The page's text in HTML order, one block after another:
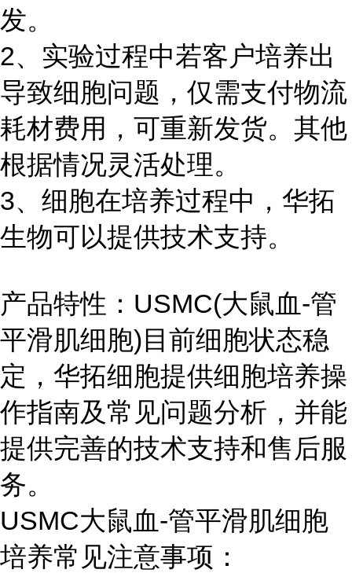
发。
2、实验过程中若客户培养出
导致细胞问题，仅需支付物流
耗材费用，可重新发货。其他
根据情况灵活处理。
3、细胞在培养过程中，华拓
生物可以提供技术支持。
产品特性：USMC(大鼠血-管
平滑肌细胞)目前细胞状态稳
定，华拓细胞提供细胞培养操
作指南及常见问题分析，并能
提供完善的技术支持和售后服
务。
USMC大鼠血-管平滑肌细胞
培养常见注意事项：